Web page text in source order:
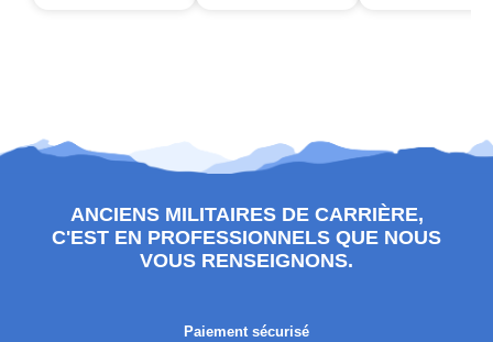
ANCIENS MILITAIRES DE CARRIÈRE,
C'EST EN PROFESSIONNELS QUE NOUS
VOUS RENSEIGNONS.
Paiement sécurisé